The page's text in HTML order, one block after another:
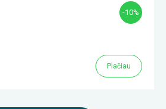
-10%
Plačiau